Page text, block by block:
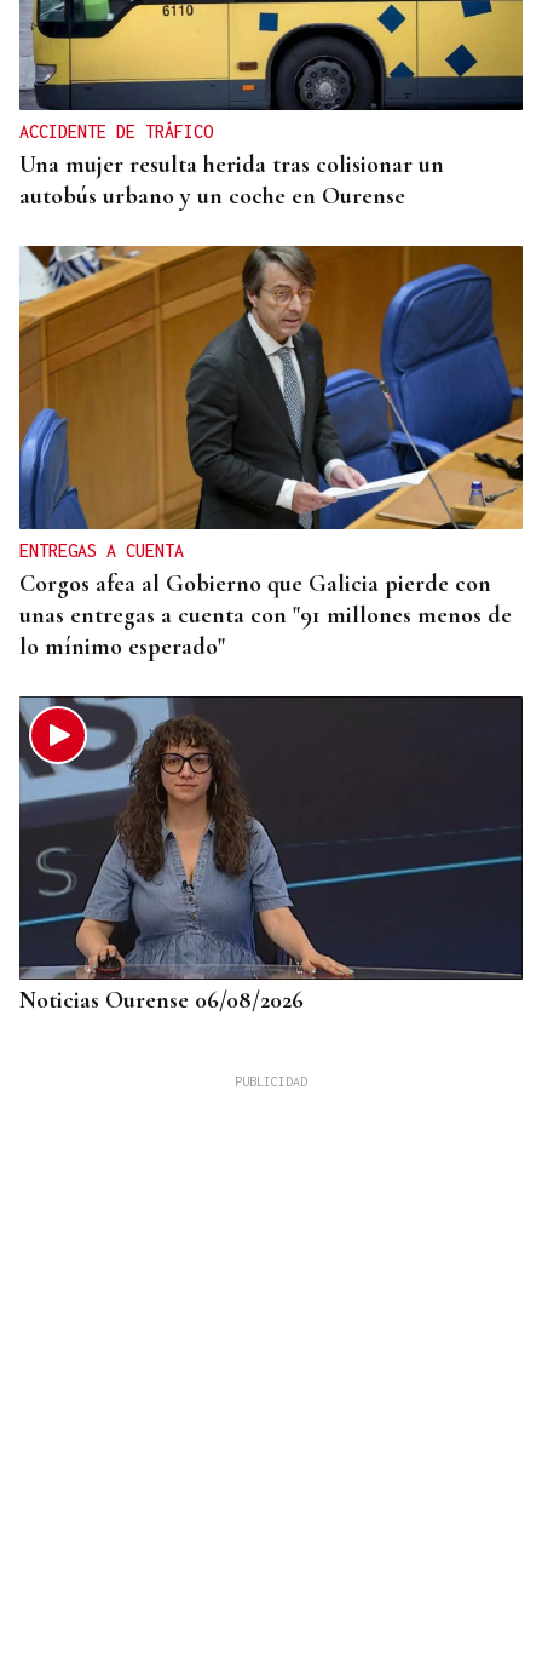
PODCAST Y VÍDEO
El primer café | Jueves, 6 de agosto
ACCIDENTE DE TRÁFICO
Una mujer resulta herida tras colisionar un
autobús urbano y un coche en Ourense
ENTREGAS A CUENTA
Corgos afea al Gobierno que Galicia pierde con
unas entregas a cuenta con "91 millones menos de
lo mínimo esperado"
Noticias Ourense 06/08/2026